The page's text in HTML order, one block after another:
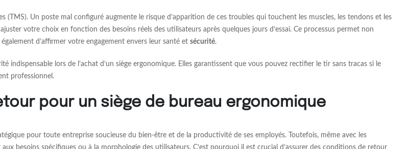
(TMS). Un poste mal configuré augmente le risque d’apparition de ces troubles qui touchent les muscles, les tendons et les
votre choix en fonction des besoins réels des utilisateurs après quelques jours d’essai. Ce processus permet non
également d’affirmer votre engagement envers leur santé et sécurité.
lors de l’achat d’un siège ergonomique. Elles garantissent que vous pouvez rectifier le tir sans tracas si le
professionnel.
pour un siège de bureau ergonomique
pour toute entreprise soucieuse du bien-être et de la productivité de ses employés. Toutefois, même avec les
besoins spécifiques ou à la morphologie des utilisateurs. C’est pourquoi il est crucial d’assurer des conditions de retour